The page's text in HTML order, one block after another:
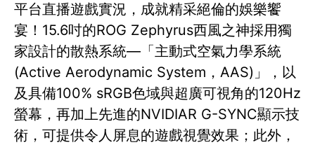
平台直播遊戲實況，成就精采絕倫的娛樂饗
宴！15.6吋的ROG Zephyrus西風之神採用獨
家設計的散熱系統—「主動式空氣力學系統
(Active Aerodynamic System，AAS)」，以
及具備100% sRGB色域與超廣可視角的120Hz
螢幕，再加上先進的NVIDIAR G-SYNC顯示技
術，可提供令人屏息的遊戲視覺效果；此外，